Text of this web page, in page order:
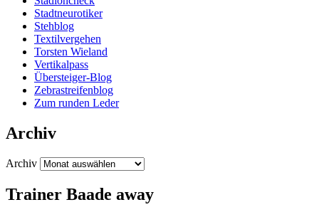
Stadtneurotiker
Stehblog
Textilvergehen
Torsten Wieland
Vertikalpass
Übersteiger-Blog
Zebrastreifenblog
Zum runden Leder
Archiv
Archiv
Trainer Baade away